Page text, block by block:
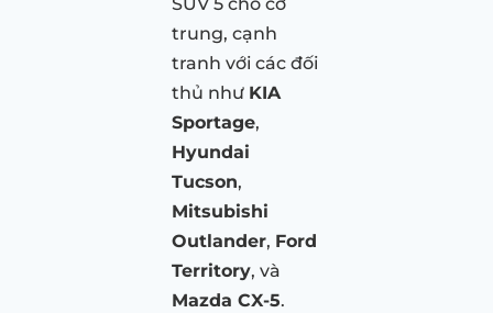
trung, cạnh
tranh với các đối
thủ như KIA
Sportage,
Hyundai
Tucson,
Mitsubishi
Outlander, Ford
Territory, và
Mazda CX-5.